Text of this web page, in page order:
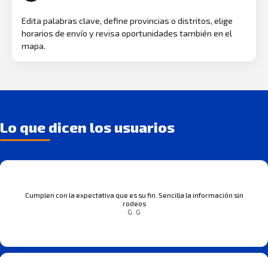
Edita palabras clave, define provincias o distritos, elige
horarios de envío y revisa oportunidades también en el
mapa.
Lo que dicen los usuarios
Cumplen con la expectativa que es su fin. Sencilla la información sin
rodeos
G. G